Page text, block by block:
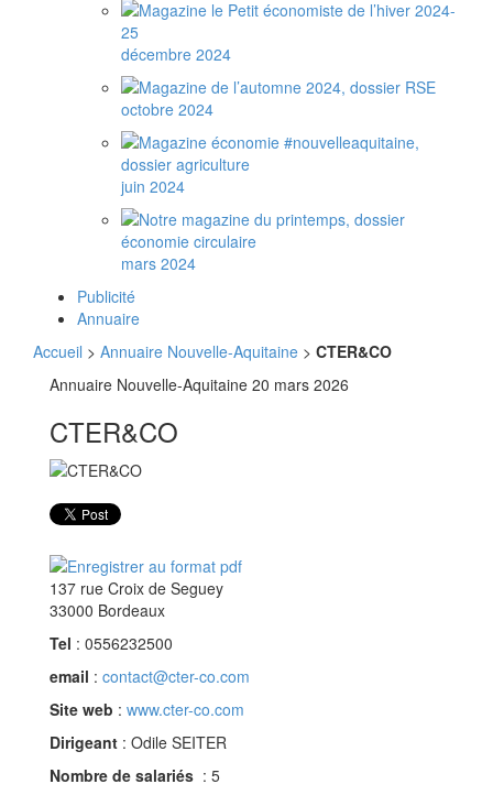
décembre 2024
octobre 2024
juin 2024
mars 2024
Publicité
Annuaire
Accueil > Annuaire Nouvelle-Aquitaine > CTER&CO
Annuaire Nouvelle-Aquitaine 20 mars 2026
CTER&CO
137 rue Croix de Seguey
33000 Bordeaux
Tel : 0556232500
email : contact@cter-co.com
Site web : www.cter-co.com
Dirigeant : Odile SEITER
Nombre de salariés : 5